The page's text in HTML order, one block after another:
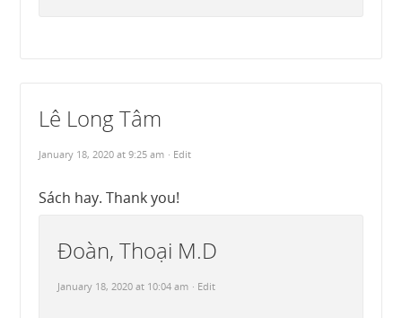
Lê Long Tâm
January 18, 2020 at 9:25 am · Edit
Sách hay. Thank you!
Đoàn, Thoại M.D
January 18, 2020 at 10:04 am · Edit